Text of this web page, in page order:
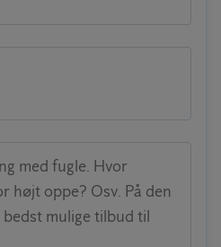
med fugle. Hvor
højt oppe? Osv. På den
bedst mulige tilbud til